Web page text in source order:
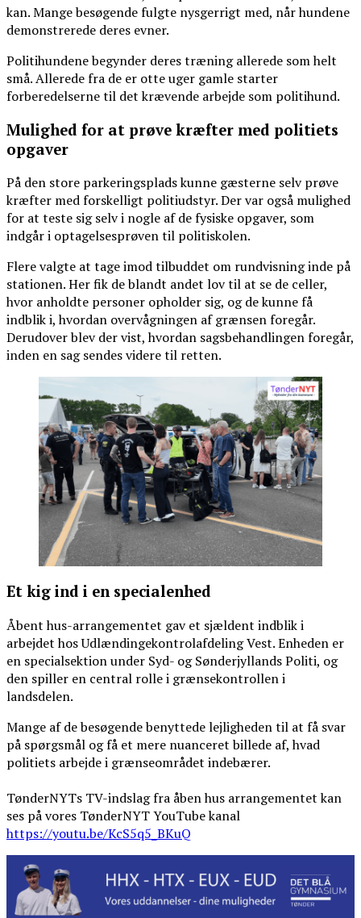
kan. Mange besøgende fulgte nysgerrigt med, når hundene
demonstrerede deres evner.
Politihundene begynder deres træning allerede som helt
små. Allerede fra de er otte uger gamle starter
forberedelserne til det krævende arbejde som politihund.
Mulighed for at prøve kræfter med politiets
opgaver
På den store parkeringsplads kunne gæsterne selv prøve
kræfter med forskelligt politiudstyr. Der var også mulighed
for at teste sig selv i nogle af de fysiske opgaver, som
indgår i optagelsesprøven til politiskolen.
Flere valgte at tage imod tilbuddet om rundvisning inde på
stationen. Her fik de blandt andet lov til at se de celler,
hvor anholdte personer opholder sig, og de kunne få
indblik i, hvordan overvågningen af grænsen foregår.
Derudover blev der vist, hvordan sagsbehandlingen foregår,
inden en sag sendes videre til retten.
Et kig ind i en specialenhed
Åbent hus-arrangementet gav et sjældent indblik i
arbejdet hos Udlændingekontrolafdeling Vest. Enheden er
en specialsektion under Syd- og Sønderjyllands Politi, og
den spiller en central rolle i grænsekontrollen i
landsdelen.
Mange af de besøgende benyttede lejligheden til at få svar
på spørgsmål og få et mere nuanceret billede af, hvad
politiets arbejde i grænseområdet indebærer.
TønderNYTs TV-indslag fra åben hus arrangementet kan
ses på vores TønderNYT YouTube kanal
https://youtu.be/KcS5q5_BKuQ